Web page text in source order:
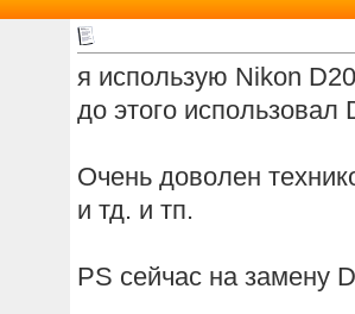
я использую Nikon
до этого использовал
Очень доволен
и тд. и тп.
PS сейчас на замену